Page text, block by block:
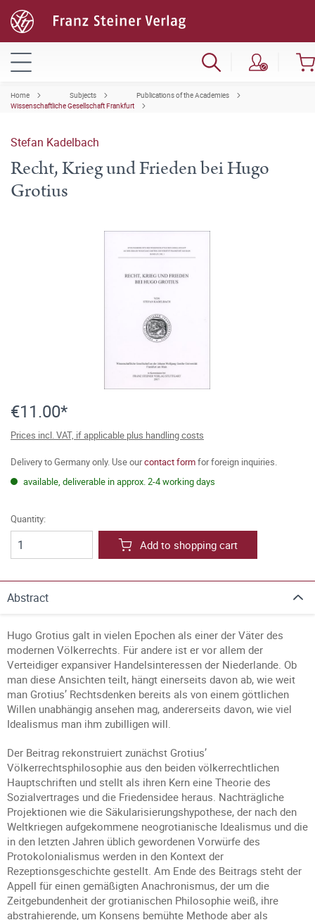
Home Subjects
Publications of the Academies
Wissenschaftliche Gesellschaft Frankfurt
Stefan Kadelbach
Recht, Krieg und Frieden bei Hugo
Grotius
€11.00*
Prices incl. VAT, if applicable plus handling costs
Delivery to Germany only. Use ourcontact formfor foreign inquiries.
available, deliverable in approx. 2-4 working days
Quantity:
Add to shopping cart
Abstract
Hugo Grotius galt in vielen Epochen als einer der Väter des
modernen Völkerrechts. Für andere ist er vor allem der
Verteidiger expansiver Handelsinteressen der Niederlande. Ob
man diese Ansichten teilt, hängt einerseits davon ab, wie weit
man Grotius’ Rechtsdenken bereits als von einem göttlichen
Willen unabhängig ansehen mag, andererseits davon, wie viel
Idealismus man ihm zubilligen will.
Der Beitrag rekonstruiert zunächst Grotius’
Völkerrechtsphilosophie aus den beiden völkerrechtlichen
Hauptschriften und stellt als ihren Kern eine Theorie des
Sozialvertrages und die Friedensidee heraus. Nachträgliche
Projektionen wie die Säkularisierungshypothese, der nach den
Weltkriegen aufgekommene neogrotianische Idealismus und die
in den letzten Jahren üblich gewordenen Vorwürfe des
Protokolonialismus werden in den Kontext der
Rezeptionsgeschichte gestellt. Am Ende des Beitrags steht der
Appell für einen gemäßigten Anachronismus, der um die
Zeitgebundenheit der grotianischen Philosophie weiß, ihre
abstrahierende, um Konsens bemühte Methode aber als